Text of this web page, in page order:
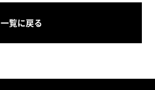
一覧に戻る